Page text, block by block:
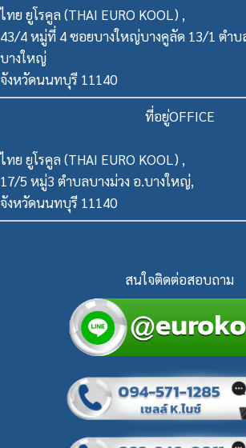
ไทย ยูโรคูล (THAI EURO KOOL) ,
43/4 หมู่ที่ 4 ซอยบางใหญ่บางคูลัด 13/1 ตำบ
บางใหญ่
จังหวัดนนทบุรี 11140
ที่อยู่OFFICE
ไทย ยูโรคูล (THAI EURO KOOL) ,
17/5 หมู่3 ตำบลบางม่วง อ.บางใหญ่,
จังหวัดนนทบุรี 11140
สนใจติดต่อสอบถาม